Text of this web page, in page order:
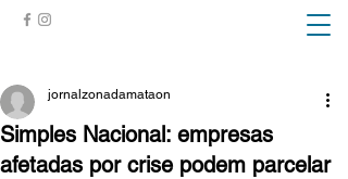
Simples Nacional: empresas
afetadas por crise podem parcelar
jornalzonadamataon